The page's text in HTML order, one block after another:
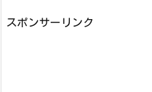
スポンサーリンク